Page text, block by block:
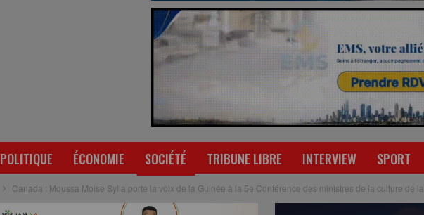
POLITIQUE ÉCONOMIE SOCIÉTÉ TRIBUNE LIBRE INTERVIEW SPORT
Canada : Moussa Moise Sylla porte la voix de la Guinée à la 5e Conférence des ministres de la culture de